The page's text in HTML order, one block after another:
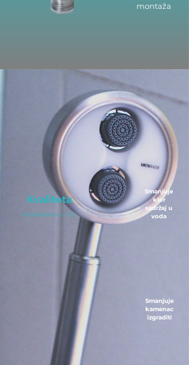
montaža
Kvaliteta
Proizvedeno u EU
Smanjuje
klor
sadržaj u
voda
Smanjuje
kamenac
izgraditi